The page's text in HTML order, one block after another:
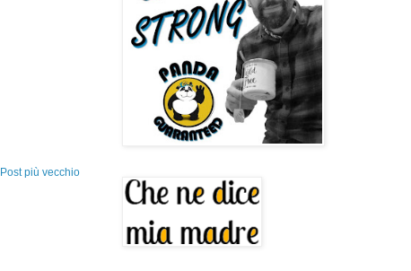
Post più vecchio